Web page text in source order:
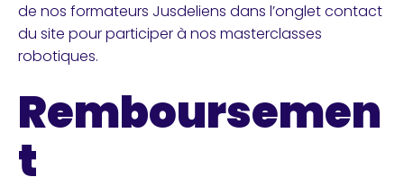
de nos formateurs Jusdeliens dans l’onglet contact
du site pour participer à nos masterclasses
robotiques.
Remboursemen
t